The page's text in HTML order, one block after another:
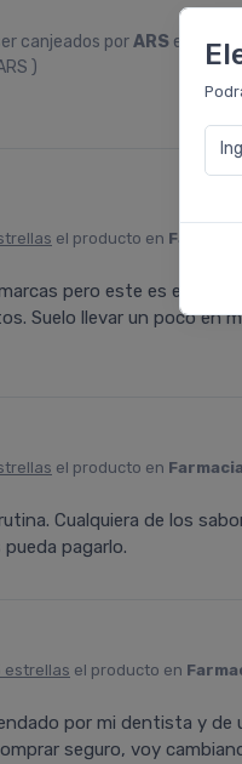
canjeados porARS en
)
el producto en
pero este es el que
Suelo llevar un poco en
el producto en
Cualquiera de los
pagarlo.
estrellas el producto en
por mi dentista y de
seguro, voy